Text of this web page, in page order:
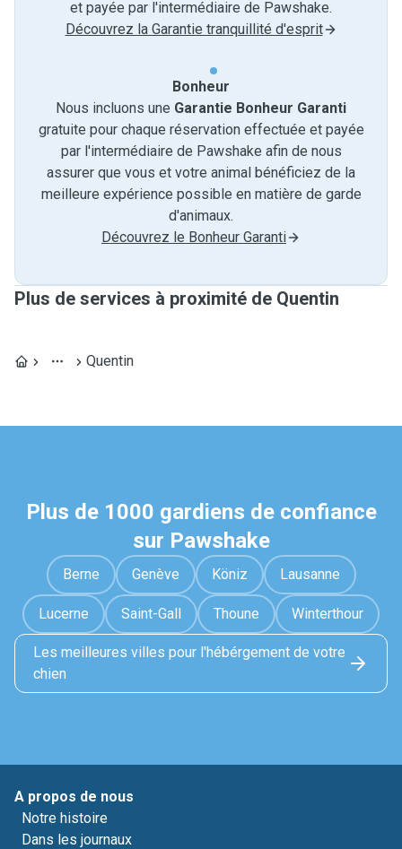
et payée par l'intermédiaire de Pawshake.
Découvrez la Garantie tranquillité d'esprit
Bonheur
Nous incluons une Garantie Bonheur Garanti
gratuite pour chaque réservation effectuée et payée
par l'intermédiaire de Pawshake afin de nous
assurer que vous et votre animal bénéficiez de la
meilleure expérience possible en matière de garde
d'animaux.
Découvrez le Bonheur Garanti
Plus de services à proximité de Quentin
Quentin
Plus de 1000 gardiens de confiance
sur Pawshake
Berne Genève Köniz Lausanne
Lucerne Saint-Gall Thoune Winterthour
Les meilleures villes pour l'hébérgement de votre
chien
A propos de nous
Notre histoire
Dans les journaux